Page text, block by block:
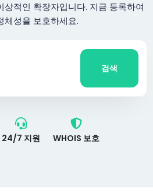
적인 확장자입니다. 지금 등록하여
체성을 보호하세요.
검색
24/7 지원 WHOIS 보호